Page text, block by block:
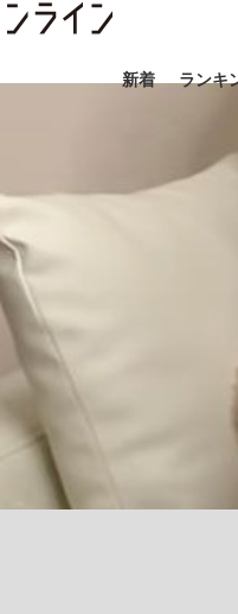
新着 ランキ
《BTS厳戒トーキョー滞在記
終戦から81年
お
#玉